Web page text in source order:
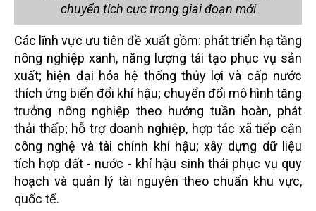
chuyển tích cực trong giai đoạn mới
Các lĩnh vực ưu tiên đề xuất gồm: phát triển hạ tầng
nông nghiệp xanh, năng lượng tái tạo phục vụ sản
xuất; hiện đại hóa hệ thống thủy lợi và cấp nước
thích ứng biến đổi khí hậu; chuyển đổi mô hình tăng
trưởng nông nghiệp theo hướng tuần hoàn, phát
thải thấp; hỗ trợ doanh nghiệp, hợp tác xã tiếp cận
công nghệ và tài chính khí hậu; xây dựng dữ liệu
tích hợp đất - nước - khí hậu sinh thái phục vụ quy
hoạch và quản lý tài nguyên theo chuẩn khu vực,
quốc tế.